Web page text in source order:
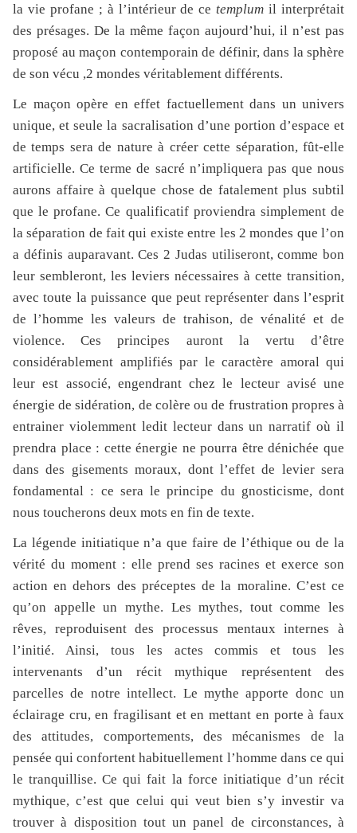
la vie profane ; à l’intérieur de cetemplum il interprétait
des présages. De la même façon aujourd’hui, il n’est pas
proposé au maçon contemporain de définir, dans la sphère
de son vécu ,2 mondes véritablement différents.
Le maçon opère en effet factuellement dans un univers
unique, et seule la sacralisation d’une portion d’espace et
de temps sera de nature à créer cette séparation, fût-elle
artificielle. Ce terme de sacré n’impliquera pas que nous
aurons affaire à quelque chose de fatalement plus subtil
que le profane. Ce qualificatif proviendra simplement de
la séparation de fait qui existe entre les 2 mondes que l’on
a définis auparavant. Ces 2 Judas utiliseront, comme bon
leur sembleront, les leviers nécessaires à cette transition,
avec toute la puissance que peut représenter dans l’esprit
de l’homme les valeurs de trahison, de vénalité et de
violence. Ces principes auront la vertu d’être
considérablement amplifiés par le caractère amoral qui
leur est associé, engendrant chez le lecteur avisé une
énergie de sidération, de colère ou de frustration propres à
entrainer violemment ledit lecteur dans un narratif où il
prendra place : cette énergie ne pourra être dénichée que
dans des gisements moraux, dont l’effet de levier sera
fondamental : ce sera le principe du gnosticisme, dont
nous toucherons deux mots en fin de texte.
La légende initiatique n’a que faire de l’éthique ou de la
vérité du moment : elle prend ses racines et exerce son
action en dehors des préceptes de la moraline. C’est ce
qu’on appelle un mythe. Les mythes, tout comme les
rêves, reproduisent des processus mentaux internes à
l’initié. Ainsi, tous les actes commis et tous les
intervenants d’un récit mythique représentent des
parcelles de notre intellect. Le mythe apporte donc un
éclairage cru, en fragilisant et en mettant en porte à faux
des attitudes, comportements, des mécanismes de la
pensée qui confortent habituellement l’homme dans ce qui
le tranquillise. Ce qui fait la force initiatique d’un récit
mythique, c’est que celui qui veut bien s’y investir va
trouver à disposition tout un panel de circonstances, à